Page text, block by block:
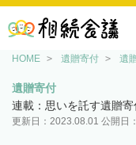
HOME 遺贈寄付 遺
遺贈寄付
連載：思いを託す遺贈寄
更新日： 2023.08.01 公開日：